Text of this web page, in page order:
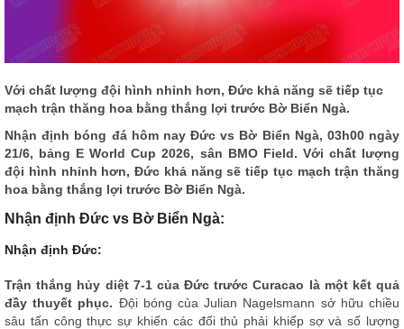
Với chất lượng đội hình nhỉnh hơn, Đức khả năng sẽ tiếp tục
mạch trận thăng hoa bằng thắng lợi trước Bờ Biển Ngà.
Nhận định bóng đá hôm nayĐức vs Bờ Biển Ngà, 03h00 ngày
21/6, bảng E World Cup 2026, sân BMO Field. Với chất lượng
đội hình nhỉnh hơn, Đức khả năng sẽ tiếp tục mạch trận thăng
hoa bằng thắng lợi trước Bờ Biển Ngà.
Nhận định Đức vs Bờ Biển Ngà:
Nhận định Đức:
Trận thắng hủy diệt 7-1 của Đức trước Curacao là một kết quả
đầy thuyết phục. Đội bóng của Julian Nagelsmann sở hữu chiều
sâu tấn công thực sự khiến các đối thủ phải khiếp sợ và số lượng